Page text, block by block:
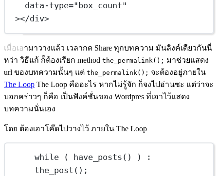
data-type="box_count"
></div>
เมื่อเอามาวางแล้ว เวลากด Share ทุกบทความ มันลิงค์เดียวกันนี่
หว่า วิธีแก้ ก็ต้องเรียก method the_permalink(); มาช่วยแสดง
url ของบทความนั้นๆ แต่ the_permalink(); จะต้องอยู่ภายใน
The Loop The Loop คืออะไร หากไม่รู้จัก ก็จงไปอ่านซะ แต่ว่าจะ
บอกคร่าวๆ ก็คือ เป็นฟังค์ชั่นของ Wordpres ที่เอาไว้แสดง
บทความนั่นเอง
โดย ต้องเอาโค๊ดไปวางไว้ ภายใน The Loop
while ( have_posts
the_post ();